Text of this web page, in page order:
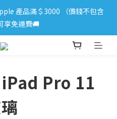
登場！立即訂購
產品滿＄3000 （價錢不包含
享免運費🚚
登場！立即訂購
iPad Pro 11